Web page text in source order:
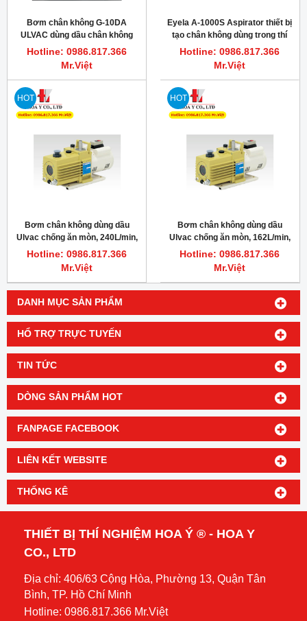
DANH MỤC SẢN PHẨM
HỔ TRỢ TRỰC TUYẾN
TIN TỨC
DÒNG SẢN PHẨM HOT
FANPAGE FACEBOOK
LIÊN KẾT WEBSITE
THỐNG KÊ
Bơm chân không G-10DA
ULVAC dùng dầu chân không
Hotline: 0986.817.366
Mr.Việt
Eyela A-1000S Aspirator thiết bị
tạo chân không dùng trong thí
nghiệm
Hotline: 0986.817.366
Mr.Việt
HOT
Bơm chân không dùng dầu
Ulvac chống ăn mòn, 240L/min,
GCD-210X
Hotline: 0986.817.366
Mr.Việt
HOT
Bơm chân không dùng dầu
Ulvac chống ăn mòn, 162L/min,
GCD-136X
Hotline: 0986.817.366
Mr.Việt
THIẾT BỊ THÍ NGHIỆM HOA Ý ® - HOA Y
CO., LTD
Địa chỉ: 406/63 Cộng Hòa, Phường 13, Quận Tân
Bình, TP. Hồ Chí Minh
Hotline: 0986.817.366 Mr.Việt